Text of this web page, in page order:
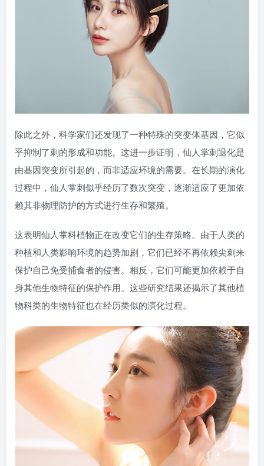
除此之外，科学家们还发现了一种特殊的突变体基因，它似
乎抑制了刺的形成和功能。这进一步证明，仙人掌刺退化是
由基因突变所引起的，而非适应环境的需要。在长期的演化
过程中，仙人掌刺似乎经历了数次突变，逐渐适应了更加依
赖其非物理防护的方式进行生存和繁殖。
这表明仙人掌科植物正在改变它们的生存策略。由于人类的
种植和人类影响环境的趋势加剧，它们已经不再依赖尖刺来
保护自己免受捕食者的侵害。相反，它们可能更加依赖于自
身其他生物特征的保护作用。这些研究结果还揭示了其他植
物科类的生物特征也在经历类似的演化过程。